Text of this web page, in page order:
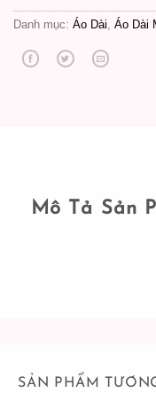
Danh mục: Áo Dài, Áo Dài
Mô Tả Sản
SẢN PHẨM